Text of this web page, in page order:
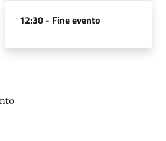
12:30 - Fine evento